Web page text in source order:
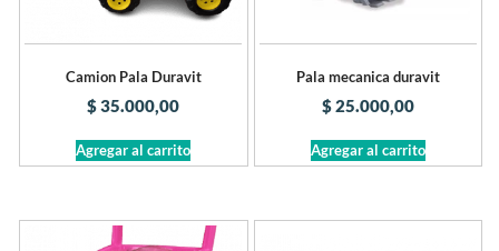
Camion Pala Duravit
$35.000,00
Agregar al carrito
Pala mecanica duravit
$25.000,00
Agregar al carrito